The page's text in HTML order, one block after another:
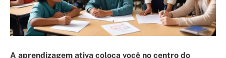
A aprendizagem ativa coloca você no centro do